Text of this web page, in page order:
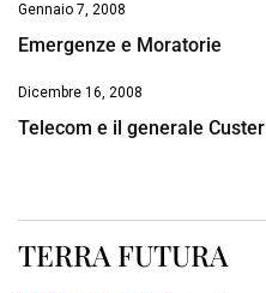
Gennaio 7, 2008
Emergenze e Moratorie
Dicembre 16, 2008
Telecom e il generale Custer
TERRA FUTURA